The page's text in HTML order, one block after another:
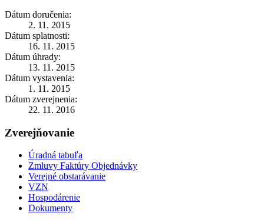
Dátum doručenia:
2. 11. 2015
Dátum splatnosti:
16. 11. 2015
Dátum úhrady:
13. 11. 2015
Dátum vystavenia:
1. 11. 2015
Dátum zverejnenia:
22. 11. 2016
Zverejňovanie
Úradná tabuľa
Zmluvy Faktúry Objednávky
Verejné obstarávanie
VZN
Hospodárenie
Dokumenty